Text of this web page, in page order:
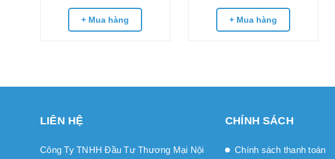
+ Mua hàng + Mua hàng
LIÊN HỆ
Công Ty TNHH Đầu Tư Thương Mại Nội
CHÍNH SÁCH
Chính sách thanh toán